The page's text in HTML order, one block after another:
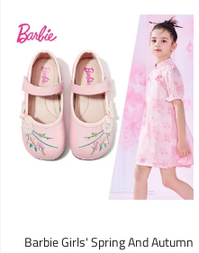
Barbie Girls' Spring And Autumn